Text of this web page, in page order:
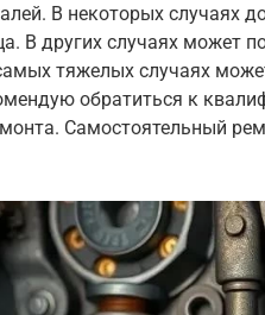
В некоторых случаях
В других случаях может
тяжелых случаях
обратиться к
Самостоятельный